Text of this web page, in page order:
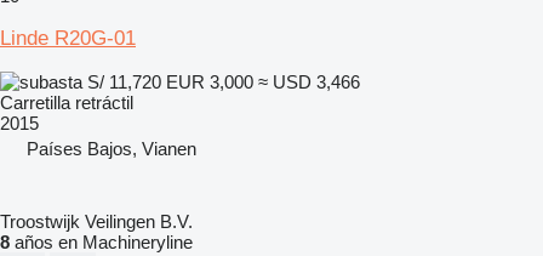
Linde R20G-01
S/ 11,720 EUR 3,000 ≈ USD 3,466
Carretilla retráctil
2015
Países Bajos, Vianen
Troostwijk Veilingen B.V.
8 años en Machineryline